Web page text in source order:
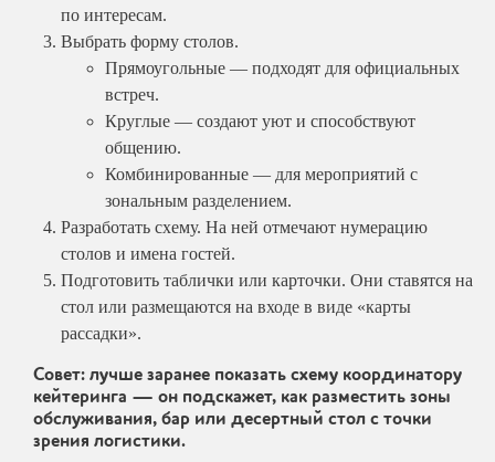
по интересам.
Выбрать форму столов.
Прямоугольные — подходят для официальных
встреч.
Круглые — создают уют и способствуют
общению.
Комбинированные — для мероприятий с
зональным разделением.
Разработать схему. На ней отмечают нумерацию
столов и имена гостей.
Подготовить таблички или карточки. Они ставятся на
стол или размещаются на входе в виде «карты
рассадки».
Совет: лучше заранее показать схему координатору
кейтеринга — он подскажет, как разместить зоны
обслуживания, бар или десертный стол с точки
зрения логистики.